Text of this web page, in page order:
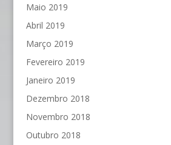
Maio 2019
Abril 2019
Março 2019
Fevereiro 2019
Janeiro 2019
Dezembro 2018
Novembro 2018
Outubro 2018